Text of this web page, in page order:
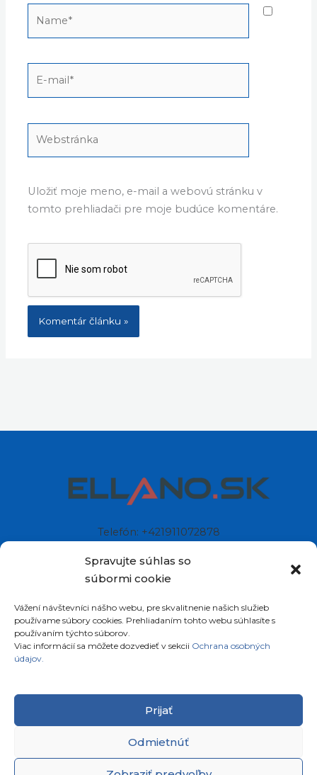
Spravujte súhlas so
súbormi cookie
Vážení návštevníci nášho webu, pre skvalitnenie našich služieb
používame súbory cookies. Prehliadaním tohto webu súhlasíte s
používaním týchto súborov.
Viac informácií sa môžete dozvedieť v sekcii Ochrana osobných
údajov.
Prijať
Odmietnúť
Uložiť moje meno, e-mail a webovú stránku v
tomto prehliadači pre moje budúce komentáre.
Telefón: +421911072878
Sídlo: Štiavnička 211/49
Slovenská republika
Copyright © 2026satelity.ellano.skAll rights